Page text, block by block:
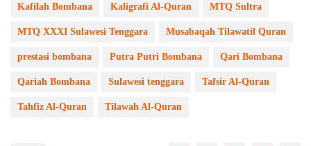
Kafilah Bombana Kaligrafi Al-Quran MTQ Sultra
MTQ XXXI Sulawesi Tenggara Musabaqah Tilawatil Quran
prestasi bombana Putra Putri Bombana Qari Bombana
Qariah Bombana Sulawesi tenggara Tafsir Al-Quran
Tahfiz Al-Quran Tilawah Al-Quran